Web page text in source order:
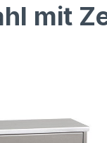
mit